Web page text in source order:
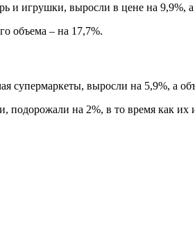
и игрушки, выросли в цене на 9,9%,
объема – на 17,7%.
супермаркеты, выросли на 5,9%, а
на 2%, в то время как их